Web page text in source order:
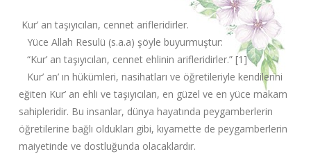
Kur’ an taşıyıcıları, cennet arifleridirler.
Yüce Allah Resulü (s.a.a) şöyle buyurmuştur:
“Kur’ an taşıyıcıları, cennet ehlinin arifleridirler.” [1]
Kur’ an’ ın hükümleri, nasihatları ve öğretileriyle kendilerini
eğiten Kur’ an ehli ve taşıyıcıları, en güzel ve en yüce makam
sahipleridir. Bu insanlar, dünya hayatında peygamberlerin
öğretilerine bağlı oldukları gibi, kıyamette de peygamberlerin
maiyetinde ve dostluğunda olacaklardır.